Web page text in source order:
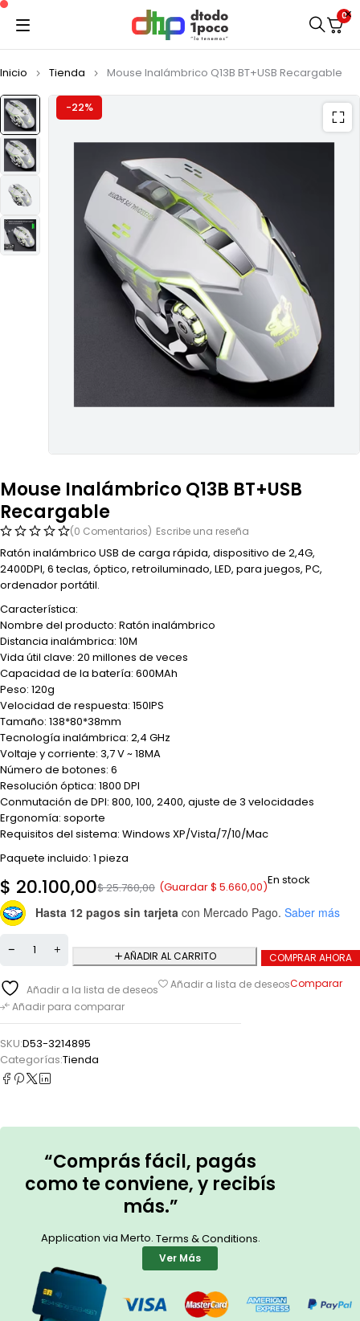
0
Inicio Tienda Mouse Inalámbrico Q13B BT+USB Recargable
-22%
Mouse Inalámbrico Q13B BT+USB
Recargable
(0 Comentarios) Escribe una reseña
Ratón inalámbrico USB de carga rápida, dispositivo de 2,4G,
2400DPI, 6 teclas, óptico, retroiluminado, LED, para juegos, PC,
ordenador portátil.
Característica:
Nombre del producto: Ratón inalámbrico
Distancia inalámbrica: 10M
Vida útil clave: 20 millones de veces
Capacidad de la batería: 600MAh
Peso: 120g
Velocidad de respuesta: 150IPS
Tamaño: 138*80*38mm
Tecnología inalámbrica: 2,4 GHz
Voltaje y corriente: 3,7 V ~ 18MA
Número de botones: 6
Resolución óptica: 1800 DPI
Conmutación de DPI: 800, 100, 2400, ajuste de 3 velocidades
Ergonomía: soporte
Requisitos del sistema: Windows XP/Vista/7/10/Mac
Paquete incluido: 1 pieza
$25.760,00
$ 20.100,00 (Guardar$ 5.660,00)En stock
Hasta 12 pagos sin tarjeta con Mercado Pago. Saber más
AÑADIR AL CARRITO COMPRAR AHORA
Añadir a la lista de deseos Añadir a lista de deseosComparar
Añadir para comparar
SKU:D53-3214895
Categorías:Tienda
“Comprás fácil, pagás
como te conviene, y recibís
más.”
Application via Merto. Terms & Conditions.
Ver Más